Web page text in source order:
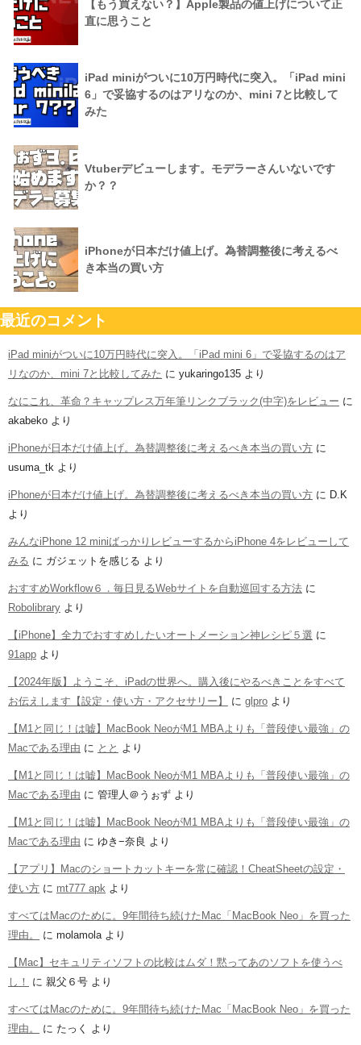
【もう買えない？】Apple製品の値上げについて正
直に思うこと
iPad miniがついに10万円時代に突入。「iPad mini
6」で妥協するのはアリなのか、mini 7と比較して
みた
Vtuberデビューします。モデラーさんいないです
か？？
iPhoneが日本だけ値上げ。為替調整後に考えるべ
き本当の買い方
最近のコメント
iPad miniがついに10万円時代に突入。「iPad mini 6」で妥協するのはア
リなのか、mini 7と比較してみた に yukaringo135 より
なにこれ、革命？キャップレス万年筆リンクブラック(中字)をレビュー に
akabeko より
iPhoneが日本だけ値上げ。為替調整後に考えるべき本当の買い方 に
usuma_tk より
iPhoneが日本だけ値上げ。為替調整後に考えるべき本当の買い方 に D.K
より
みんなiPhone 12 miniばっかりレビューするからiPhone 4をレビューして
みる に ガジェットを感じる より
おすすめWorkflow６．毎日見るWebサイトを自動巡回する方法 に
Robolibrary より
【iPhone】全力でおすすめしたいオートメーション神レシピ５選 に
91app より
【2024年版】ようこそ、iPadの世界へ。購入後にやるべきことをすべて
お伝えします【設定・使い方・アクセサリー】
に glpro より
【M1と同じ！は嘘】MacBook NeoがM1 MBAよりも「普段使い最強」の
Macである理由 に とと より
【M1と同じ！は嘘】MacBook NeoがM1 MBAよりも「普段使い最強」の
Macである理由 に 管理人＠うぉず より
【M1と同じ！は嘘】MacBook NeoがM1 MBAよりも「普段使い最強」の
Macである理由 に ゆき−奈良 より
【アプリ】Macのショートカットキーを常に確認！CheatSheetの設定・
使い方 に mt777 apk より
すべてはMacのために。9年間待ち続けたMac「MacBook Neo」を買った
理由。
に molamola より
【Mac】セキュリティソフトの比較はムダ！黙ってあのソフトを使うべ
し！
に 親父６号 より
すべてはMacのために。9年間待ち続けたMac「MacBook Neo」を買った
理由。
に たっく より